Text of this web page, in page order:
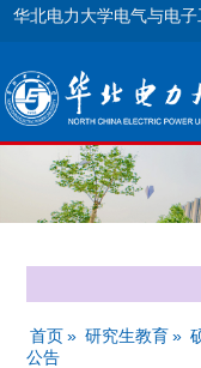
华北电力大学电气与电子
首页 » 研究生教育 »
公告